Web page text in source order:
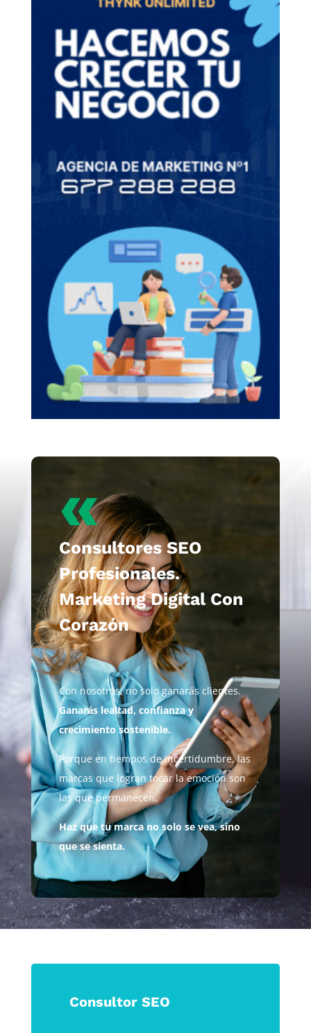
«
Consultores SEO
Profesionales.
Marketing Digital Con
Corazón
Con nosotros, no solo ganarás clientes.
Ganarás lealtad, confianza y
crecimiento sostenible.
Porque en tiempos de incertidumbre, las
marcas que logran tocar la emoción son
las que permanecen.
Haz que tu marca no solo se vea, sino
que se sienta.
Consultor SEO